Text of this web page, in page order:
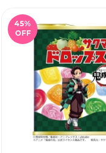
45%
OFF